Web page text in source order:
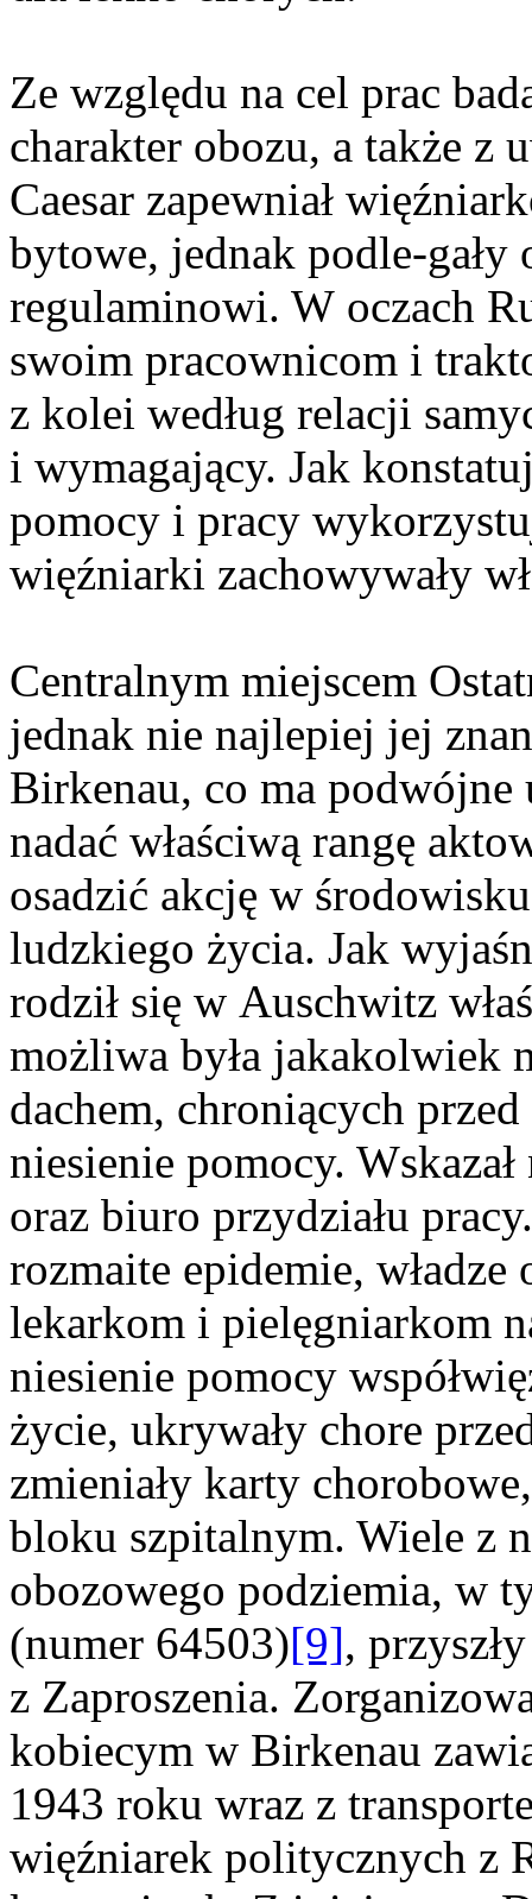
Ze względu na cel prac
charakter obozu, a także z
Caesar zapewniał
bytowe, jednak podle-gały
regulaminowi. W oczach
swoim pracownicom i
z kolei według relacji
i wymagający. Jak
pomocy i pracy
więźniarki zachowywały
Centralnym miejscem
jednak nie najlepiej jej
Birkenau, co ma podwójne
nadać właściwą rangę
osadzić akcję w
ludzkiego życia. Jak
rodził się w Auschwitz
możliwa była jakakolwiek
dachem, chroniących
niesienie pomocy.
oraz biuro przydziału
rozmaite epidemie,
lekarkom i pielęgniarkom
niesienie pomocy
życie, ukrywały chore
zmieniały karty
bloku szpitalnym. Wiele z
obozowego podziemia, w
(numer 64503)[9],
z Zaproszenia.
kobiecym w Birkenau
1943 roku wraz z
więźniarek politycznych z